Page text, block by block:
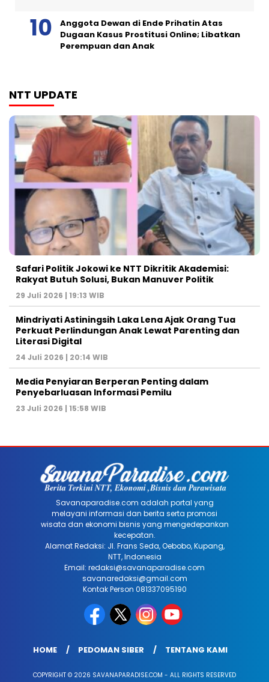
Anggota Dewan di Ende Prihatin Atas
Dugaan Kasus Prostitusi Online; Libatkan
Perempuan dan Anak
NTT UPDATE
Safari Politik Jokowi ke NTT Dikritik Akademisi:
Rakyat Butuh Solusi, Bukan Manuver Politik
29 Juli 2026 | 19:13 WIB
Mindriyati Astiningsih Laka Lena Ajak Orang Tua
Perkuat Perlindungan Anak Lewat Parenting dan
Literasi Digital
24 Juli 2026 | 20:14 WIB
Media Penyiaran Berperan Penting dalam
Penyebarluasan Informasi Pemilu
23 Juli 2026 | 15:58 WIB
Savanaparadise.com adalah portal yang
melayani informasi dan berita serta promosi
wisata dan ekonomi bisnis yang mengedepankan
kecepatan.
Alamat Redaksi: Jl. Frans Seda, Oebobo, Kupang,
NTT, Indonesia
Email: redaksi@savanaparadise.com
savanaredaksi@gmail.com
Kontak Person 081337095190
HOME PEDOMAN SIBER TENTANG KAMI
COPYRIGHT © 2026 SAVANAPARADISE.COM - ALL RIGHTS RESERVED